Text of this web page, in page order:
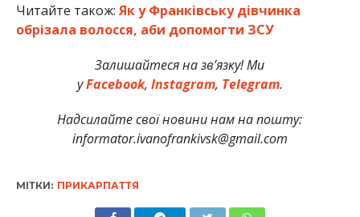
Читайте також: Як у Франківську дівчинка
обрізала волосся, аби допомогти ЗСУ
Залишайтеся на зв’язку! Ми
уFacebook, Instagram, Telegram.
Надсилайте свої новини нам на пошту:
informator.ivanofrankivsk@gmail.com
МІТКИ: ПРИКАРПАТТЯ